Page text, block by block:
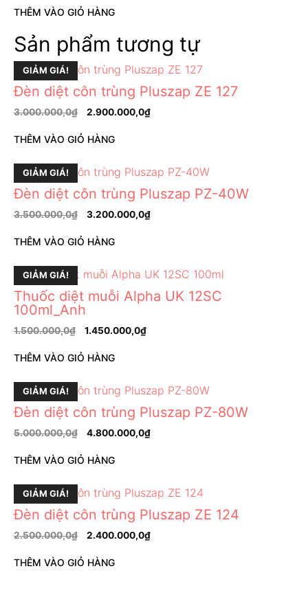
THÊM VÀO GIỎ HÀNG
Sản phẩm tương tự
GIẢM GIÁ!
Đèn diệt côn trùng Pluszap ZE 127
3.000.000,0₫ 2.900.000,0₫
THÊM VÀO GIỎ HÀNG
GIẢM GIÁ!
Đèn diệt côn trùng Pluszap PZ-40W
3.500.000,0₫ 3.200.000,0₫
THÊM VÀO GIỎ HÀNG
GIẢM GIÁ!
Thuốc diệt muỗi Alpha UK 12SC
100ml_Anh
1.500.000,0₫ 1.450.000,0₫
THÊM VÀO GIỎ HÀNG
GIẢM GIÁ!
Đèn diệt côn trùng Pluszap PZ-80W
5.000.000,0₫ 4.800.000,0₫
THÊM VÀO GIỎ HÀNG
GIẢM GIÁ!
Đèn diệt côn trùng Pluszap ZE 124
2.500.000,0₫ 2.400.000,0₫
THÊM VÀO GIỎ HÀNG